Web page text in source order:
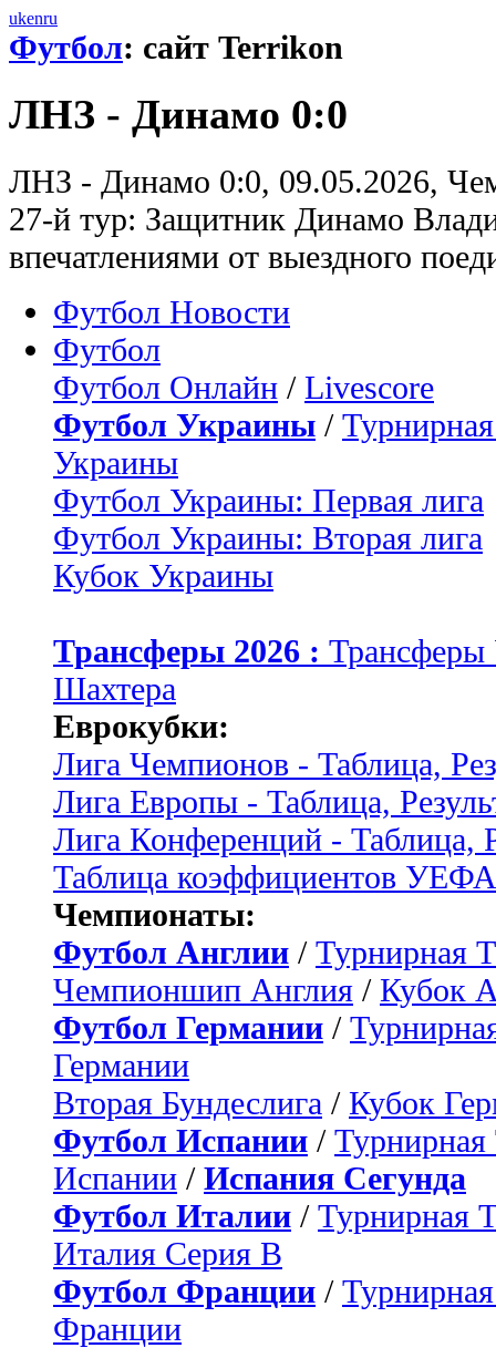
ukenru
Футбол: сайт Terrikon
ЛНЗ - Динамо 0:0
ЛНЗ - Динамо 0:0, 09.05.2026,
27-й тур: Защитник Динамо
впечатлениями от выездного
Футбол Новости
Футбол
Футбол Онлайн / Livescore
Футбол Украины /
Украины
Футбол Украины: Первая лига
Футбол Украины: Вторая лига
Кубок Украины
Трансферы 2026 :
Шахтера
Еврокубки:
Лига Чемпионов - Таблица,
Лига Европы - Таблица,
Лига Конференций - Таблица,
Таблица коэффициентов УЕФА
Чемпионаты:
Футбол Англии / Турнирная
Чемпионшип Англия / Кубок
Футбол Германии /
Германии
Вторая Бундеслига / Кубок
Футбол Испании / Турнирная
Испании / Испания Сегунда
Футбол Италии / Турнирная
Италия Серия B
Футбол Франции /
Франции